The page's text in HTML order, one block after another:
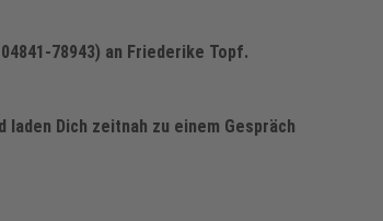
78943) an Friederike Topf.
laden Dich zeitnah zu einem Gespräch